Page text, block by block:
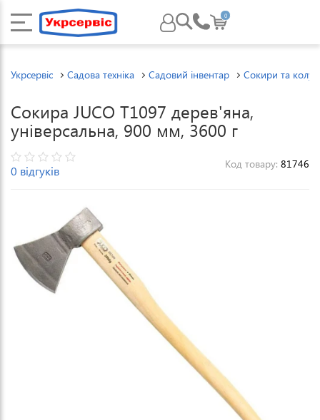
0
Укрсервіс Садова техніка Садовий інвентар Сокири та
Сокира JUCO Т1097 дерев'яна,
універсальна, 900 мм, 3600 г
0 відгуків Код товару: 81746